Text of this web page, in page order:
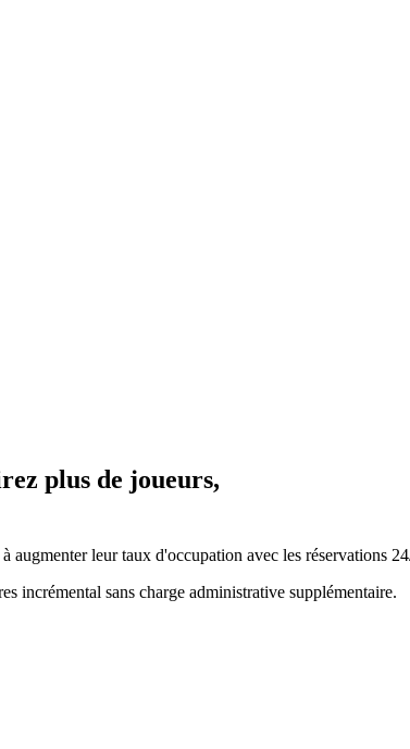
plus de joueurs,
leur taux d'occupation avec les réservations
incrémental sans charge administrative supplémentaire.